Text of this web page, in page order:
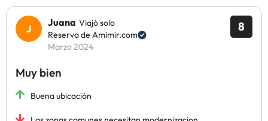
8
Juana Viajó solo
Reserva de Amimir.com
Marzo 2024
Muy bien
Buena ubicación